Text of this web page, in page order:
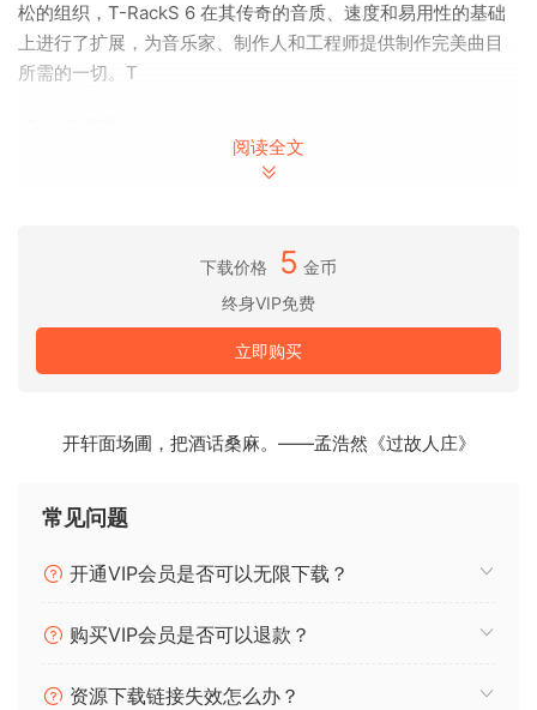
松的组织，T-RackS 6 在其传奇的音质、速度和易用性的基础
上进行了扩展，为音乐家、制作人和工程师提供制作完美曲目
所需的一切。T
60 个世界一流的混音和母带制作处理器，您可以自由组织它们
合一插件以及一个独立的母带制作控制台
包含来自您最喜爱的曲目的预设和扫描工具，可增强您的工作
自动掌握您的音乐以匹配您喜欢的参考
通过轻松、闪电般的工作流程制作精英级混音所需的所有仪表
新的模块管理器：掌控您的工作区并完全控制哪些模块出现在
T-RackS 插件：发现并快速创建高级混音和母带处理链，以加
T-RackS Sinqles：所有动态 T-RackS 6 插件模块现在都具有
改进的 GUI：专为速度和功能而设计，比以往更快、响应更
阅读全文
下载价格 5 金币
终身VIP免费
立即购买
开轩面场圃，把酒话桑麻。——孟浩然《过故人庄》
常见问题
开通VIP会员是否可以无限下载？
购买VIP会员是否可以退款？
资源下载链接失效怎么办？